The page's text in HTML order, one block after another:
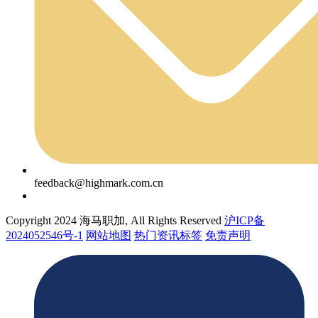
feedback@highmark.com.cn
Copyright 2024 海马职加, All Rights Reserved 沪ICP备
2024052546号-1 网站地图 热门资讯标签 免责声明